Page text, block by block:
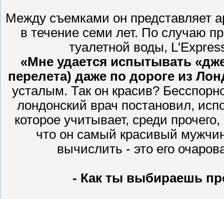
Между съемками он представляет
в течение семи лет. По случаю
туалетной воды,
«Мне удается испытывать
перелета) даже по дороге из
усталым. Так он красив?
лондонский врач постановил,
которое учитывает, среди
что он самый красивый
вычислить - это его
- Как ты выбираешь